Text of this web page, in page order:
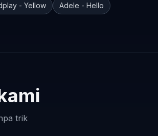
- Yellow
Adele - Hello
trik